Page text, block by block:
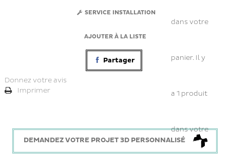
dans votre
panier. Il y
a 1 produit
dans votre
SERVICE INSTALLATION
AJOUTER À LA LISTE
Partager
Donnez votre avis
Imprimer
DEMANDEZ VOTRE PROJET 3D PERSONNALISÉ